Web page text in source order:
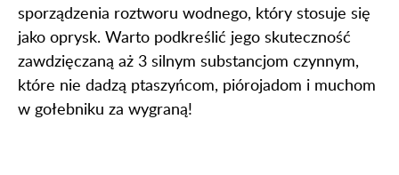
sporządzenia roztworu wodnego, który stosuje się
jako oprysk. Warto podkreślić jego skuteczność
zawdzięczaną aż 3 silnym substancjom czynnym,
które nie dadzą ptaszyńcom, piórojadom i muchom
w gołebniku za wygraną!